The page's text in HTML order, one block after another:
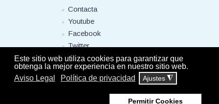
Este sitio web utiliza cookies para garantizar que
obtenga la mejor experiencia en nuestro sitio web.
Aviso Legal
Política de privacidad Ajustes ◮
Permitir Cookies
Contacta
Youtube
Facebook
Twitter
FUHEM
Política de privacidad